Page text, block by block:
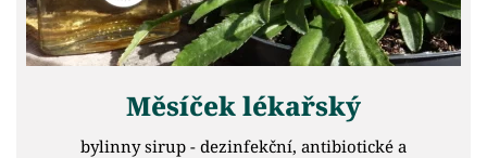
Měsíček lékařský
bylinny sirup - dezinfekční, antibiotické a